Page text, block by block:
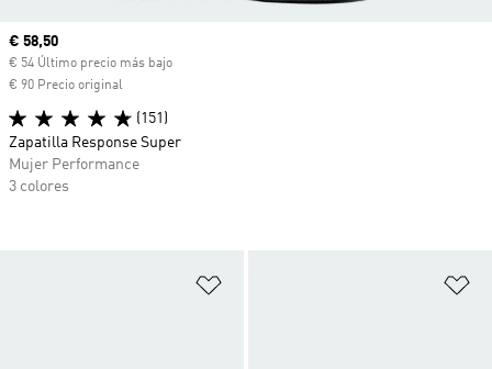
Precio actual
€ 58,50
€ 54 Último precio más bajo
€ 90 Precio original
(151)
Zapatilla Response Super
Mujer Performance
3 colores